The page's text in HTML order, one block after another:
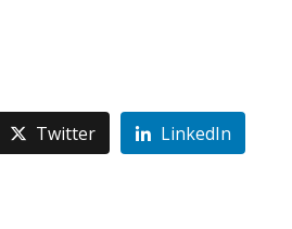
Twitter LinkedIn